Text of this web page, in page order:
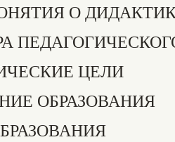
О
ЦЕЛИ
ОБРАЗОВАНИЯ